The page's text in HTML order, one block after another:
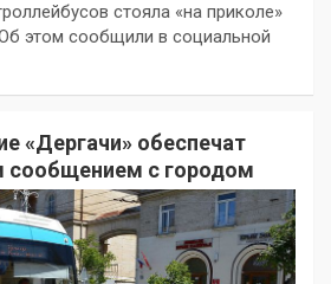
стояла «на приколе»
этом сообщили в социальной
«Дергачи» обеспечат
сообщением с городом